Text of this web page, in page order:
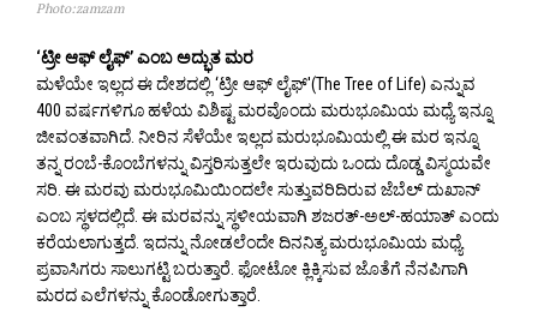
Photo:zamzam
‘ಟ್ರೀ ಆಫ್ ಲೈಫ್’ ಎಂಬ ಅದ್ಭುತ ಮರ
ಮಳೆಯೇ ಇಲ್ಲದ ಈ ದೇಶದಲ್ಲಿ ‘ಟ್ರೀ ಆಫ್ ಲೈಫ್'(The Tree of Life) ಎನ್ನುವ
400 ವರ್ಷಗಳಿಗೂ ಹಳೆಯ ವಿಶಿಷ್ಟ ಮರವೊಂದು ಮರುಭೂಮಿಯ ಮಧ್ಯೆ ಇನ್ನೂ
ಜೀವಂತವಾಗಿದೆ. ನೀರಿನ ಸೆಳೆಯೇ ಇಲ್ಲದ ಮರುಭೂಮಿಯಲ್ಲಿ ಈ ಮರ ಇನ್ನೂ
ತನ್ನ ರಂಬೆ-ಕೊಂಬೆಗಳನ್ನು ವಿಸ್ತರಿಸುತ್ತಲೇ ಇರುವುದು ಒಂದು ದೊಡ್ಡ ವಿಸ್ಮಯವೇ
ಸರಿ. ಈ ಮರವು ಮರುಭೂಮಿಯಿಂದಲೇ ಸುತ್ತುವರಿದಿರುವ ಜೆಬೆಲ್ ದುಖಾನ್
ಎಂಬ ಸ್ಥಳದಲ್ಲಿದೆ. ಈ ಮರವನ್ನು ಸ್ಥಳೀಯವಾಗಿ ಶಜರತ್-ಅಲ್-ಹಯಾತ್ ಎಂದು
ಕರೆಯಲಾಗುತ್ತದೆ. ಇದನ್ನು ನೋಡಲೆಂದೇ ದಿನನಿತ್ಯ ಮರುಭೂಮಿಯ ಮಧ್ಯೆ
ಪ್ರವಾಸಿಗರು ಸಾಲುಗಟ್ಟಿ ಬರುತ್ತಾರೆ. ಫೋಟೋ ಕ್ಲಿಕ್ಕಿಸುವ ಜೊತೆಗೆ ನೆನಪಿಗಾಗಿ
ಮರದ ಎಲೆಗಳನ್ನು ಕೊಂಡೋಗುತ್ತಾರೆ.